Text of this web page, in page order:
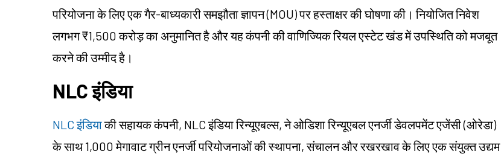
परियोजना के लिए एक गैर-बाध्यकारी समझौता ज्ञापन (MOU) पर हस्ताक्षर की घोषणा की। नियोजित निवेश
लगभग ₹1,500 करोड़ का अनुमानित है और यह कंपनी की वाणिज्यिक रियल एस्टेट खंड में उपस्थिति को मजबूत
करने की उम्मीद है।
NLC इंडिया
NLC इंडियाकी सहायक कंपनी, NLC इंडिया रिन्यूएबल्स, ने ओडिशा रिन्यूएबल एनर्जी डेवलपमेंट एजेंसी (ओरेडा)
के साथ 1,000 मेगावाट ग्रीन एनर्जी परियोजनाओं की स्थापना, संचालन और रखरखाव के लिए एक संयुक्त उद्यम